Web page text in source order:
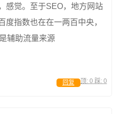
感觉。至于SEO，地方网站
度指数也在在一两百中央，
辅助流量来源
顶: 0 踩: 0
回复